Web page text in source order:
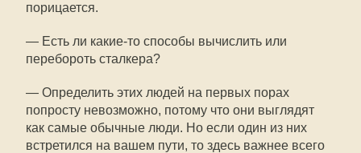
порицается.
— Есть ли какие-то способы вычислить или
перебороть сталкера?
— Определить этих людей на первых порах
попросту невозможно, потому что они выглядят
как самые обычные люди. Но если один из них
встретился на вашем пути, то здесь важнее всего